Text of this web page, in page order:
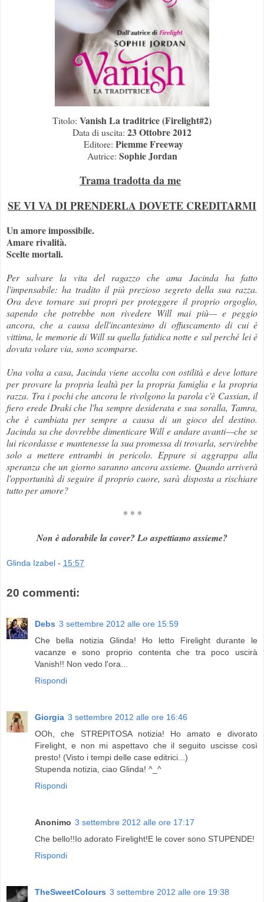
Titolo: Vanish La traditrice (Firelight#2)
Data di uscita: 23 Ottobre 2012
Editore: Piemme Freeway
Autrice: Sophie Jordan
Trama tradotta da me
SE VI VA DI PRENDERLA DOVETE CREDITARMI
Un amore impossibile.
Amare rivalità.
Scelte mortali.
Per salvare la vita del ragazzo che ama Jacinda ha fatto
l'impensabile: ha tradito il più prezioso segreto della sua razza.
Ora deve tornare sui propri per proteggere il proprio orgoglio,
sapendo che potrebbe non rivedere Will mai più— e peggio
ancora, che a causa dell'incantesimo di offuscamento di cui è
vittima, le memorie di Will su quella fatidica notte e sul perché lei è
dovuta volare via, sono scomparse.
Una volta a casa, Jacinda viene accolta con ostilità e deve lottare
per provare la propria lealtà per la propria famiglia e la propria
razza. Tra i pochi che ancora le rivolgono la parola c'è Cassian, il
fiero erede Draki che l'ha sempre desiderata e sua soralla, Tamra,
che è cambiata per sempre a causa di un gioco del destino.
Jacinda sa che dovrebbe dimenticare Will e andare avanti—che se
lui ricordasse e mantenesse la sua promessa di trovarla, servirebbe
solo a mettere entrambi in pericolo. Eppure si aggrappa alla
speranza che un giorno saranno ancora assieme. Quando arriverà
l'opportunità di seguire il proprio cuore, sarà disposta a rischiare
tutto per amore?
* * *
Non è adorabile la cover? Lo aspettiamo assieme?
Glinda Izabel - 15:57
20 commenti:
Debs 3 settembre 2012 alle ore 15:59
Che bella notizia Glinda! Ho letto Firelight durante le
vacanze e sono proprio contenta che tra poco uscirà
Vanish!! Non vedo l'ora...
Rispondi
Giorgia 3 settembre 2012 alle ore 16:46
OOh, che STREPITOSA notizia! Ho amato e divorato
Firelight, e non mi aspettavo che il seguito uscisse così
presto! (Visto i tempi delle case editrici...)
Stupenda notizia, ciao Glinda! ^_^
Rispondi
Anonimo 3 settembre 2012 alle ore 17:17
Che bello!!Io adorato Firelight!E le cover sono STUPENDE!
Rispondi
TheSweetColours 3 settembre 2012 alle ore 19:38